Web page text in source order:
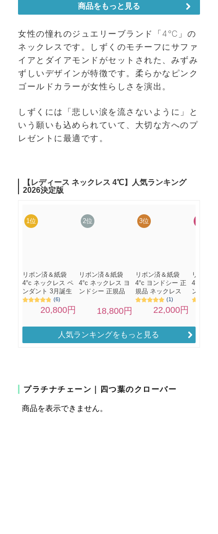
女性の憧れのジュエリーブランド「4℃」の
ネックレスです。しずくのモチーフにサファ
イアとダイアモンドがセットされた、みずみ
ずしいデザインが特徴です。柔らかなピンク
ゴールドカラーが女性らしさを演出。
しずくには「悲しい涙を流さないように」と
いう願いも込められていて、大切な方へのプ
レゼントに最適です。
人気ランキングをもっと見る
プラチナチェーン｜四つ葉のクローバー